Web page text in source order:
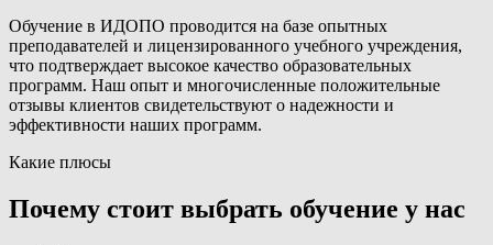
Обучение в ИДОПО проводится на базе опытных
преподавателей и лицензированного учебного учреждения,
что подтверждает высокое качество образовательных
программ. Наш опыт и многочисленные положительные
отзывы клиентов свидетельствуют о надежности и
эффективности наших программ.
Какие плюсы
Почему стоит выбрать обучение у нас